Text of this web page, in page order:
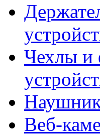
Чехлы и
Веб-